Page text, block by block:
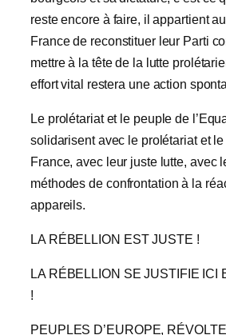
reste encore à faire, il appartient
France de reconstituer leur Parti
mettre à la tête de la lutte
effort vital restera une action
Le prolétariat et le peuple de
solidarisent avec le prolétariat et
France, avec leur juste lutte, avec
méthodes de confrontation à la
appareils.
LA RÉBELLION EST JUSTE !
LA RÉBELLION SE JUSTIFIE ICI
!
PEUPLES D’EUROPE,